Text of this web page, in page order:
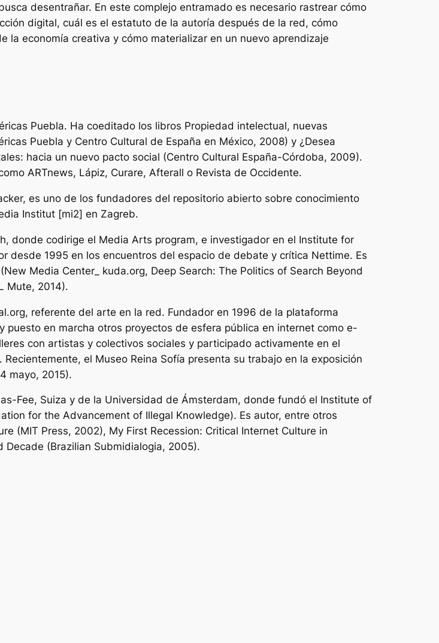
desentrañar. En este complejo entramado es necesario rastrear cómo
digital, cuál es el estatuto de la autoría después de la red, cómo
economía creativa y cómo materializar en un nuevo aprendizaje
Puebla. Ha coeditado los libros Propiedad intelectual, nuevas
Puebla y Centro Cultural de España en México, 2008) y ¿Desea
hacia un nuevo pacto social (Centro Cultural España-Córdoba, 2009).
ARTnews, Lápiz, Curare, Afterall o Revista de Occidente.
es uno de los fundadores del repositorio abierto sobre conocimiento
Institut [mi2] en Zagreb.
donde codirige el Media Arts program, e investigador en el Institute for
desde 1995 en los encuentros del espacio de debate y crítica Nettime. Es
(New Media Center_ kuda.org, Deep Search: The Politics of Search Beyond
Mute, 2014).
referente del arte en la red. Fundador en 1996 de la plataforma
puesto en marcha otros proyectos de esfera pública en internet como e-
con artistas y colectivos sociales y participado activamente en el
el Museo Reina Sofía presenta su trabajo en la exposición
mayo, 2015).
Fee, Suiza y de la Universidad de Ámsterdam, donde fundó el Institute of
for the Advancement of Illegal Knowledge). Es autor, entre otros
(MIT Press, 2002), My First Recession: Critical Internet Culture in
Decade (Brazilian Submidialogia, 2005).